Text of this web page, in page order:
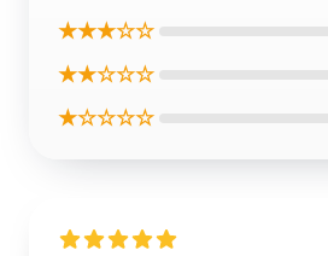
★★★☆☆
★★☆☆☆
★☆☆☆☆